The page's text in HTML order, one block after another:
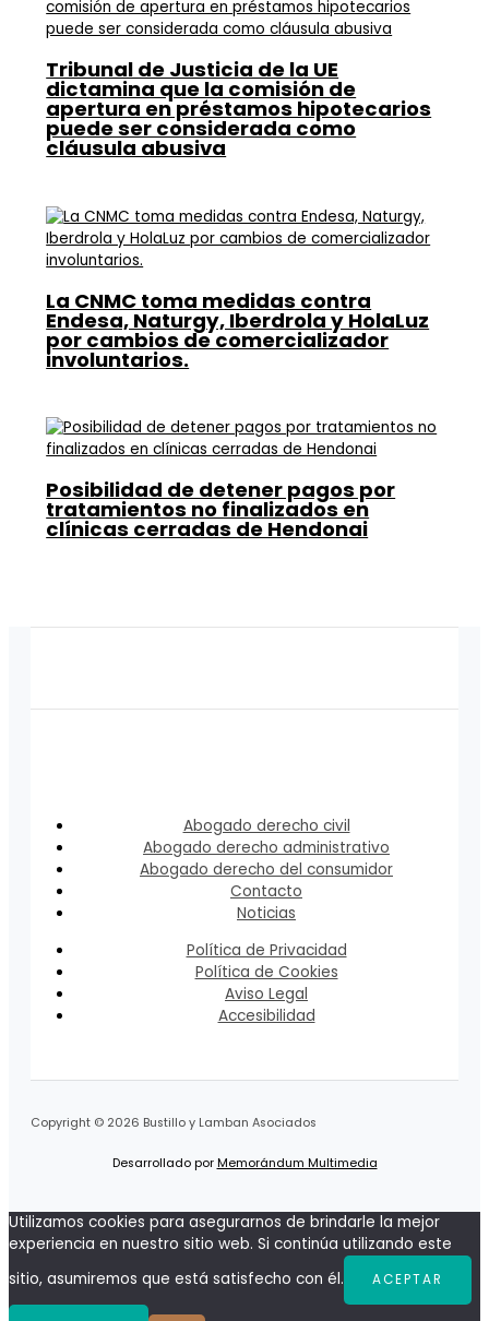
Tribunal de Justicia de la UE
dictamina que la comisión de
apertura en préstamos hipotecarios
puede ser considerada como
cláusula abusiva
La CNMC toma medidas contra
Endesa, Naturgy, Iberdrola y HolaLuz
por cambios de comercializador
involuntarios.
Posibilidad de detener pagos por
tratamientos no finalizados en
clínicas cerradas de Hendonai
Abogado derecho civil
Abogado derecho administrativo
Abogado derecho del consumidor
Contacto
Noticias
Política de Privacidad
Política de Cookies
Aviso Legal
Accesibilidad
Copyright © 2026 Bustillo y Lamban Asociados
Desarrollado por Memorándum Multimedia
Utilizamos cookies para asegurarnos de brindarle la mejor
experiencia en nuestro sitio web. Si continúa utilizando este
sitio, asumiremos que está satisfecho con él.
ACEPTAR